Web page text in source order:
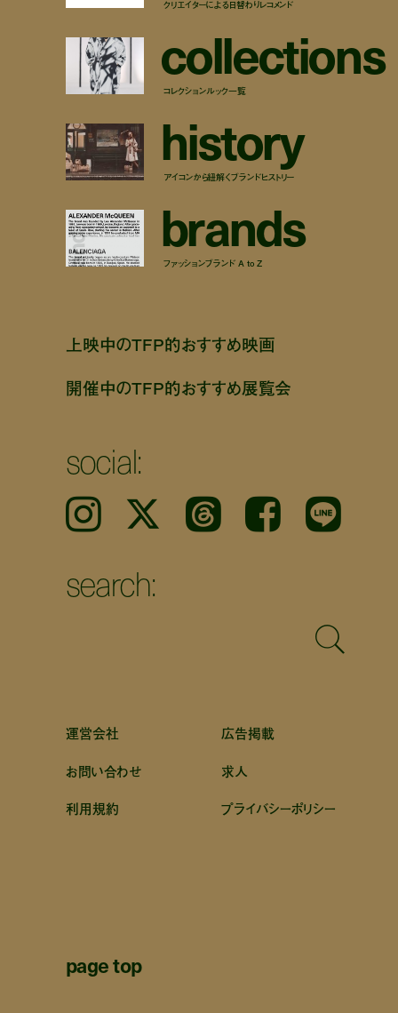
クリエイターによる日替わりレコメンド
collections
コレクションルック一覧
history
アイコンから紐解くブランドヒストリー
brands
ファッションブランド A to Z
上映中のTFP的おすすめ映画
開催中のTFP的おすすめ展覧会
social:
Instagram 𝕏 Threads Facebook LINE
search:
運営会社
広告掲載
お問い合わせ
求人
利用規約 プライバシーポリシー
page top